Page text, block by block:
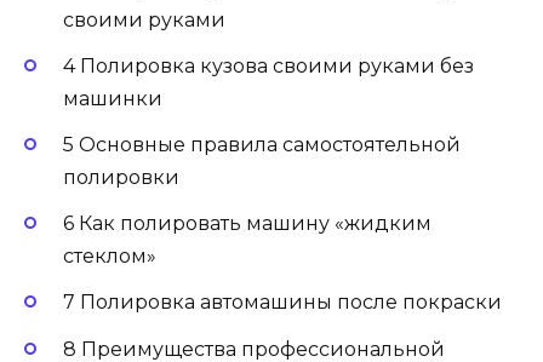
своими руками
4 Полировка кузова своими руками без
машинки
5 Основные правила самостоятельной
полировки
6 Как полировать машину «жидким
стеклом»
7 Полировка автомашины после покраски
8 Преимущества профессиональной